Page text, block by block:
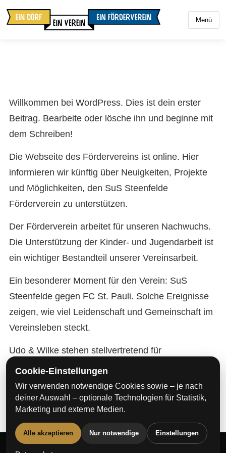
Menü
Willkommen bei WordPress. Dies ist dein erster
Beitrag. Bearbeite oder lösche ihn und beginne mit
dem Schreiben!
Die Webseite des Fördervereins ist online. Hier
informieren wir künftig über Neuigkeiten, Projekte
und Möglichkeiten, den SuS Steenfelde
Förderverein zu unterstützen.
Der Förderverein arbeitet für unseren Nachwuchs.
Die Unterstützung der Kinder- und Jugendarbeit ist
ein wichtiger Bestandteil unserer Vereinsarbeit.
Ein besonderer Moment für den Verein: SuS
Steenfelde gegen FC St. Pauli. Solche Ereignisse
zeigen, wie viel Leidenschaft und Gemeinschaft im
Vereinsleben steckt.
Udo & Wilke stehen stellvertretend für
Engagement, Zusammenhalt und die Arbeit im
Förderverein des SuS Steenfelde.
Cookie-Einstellungen
Wir verwenden notwendige Cookies sowie – je nach
deiner Auswahl – optionale Technologien für Statistik,
Marketing und externe Medien.
Alle akzeptieren Nur notwendige Einstellungen